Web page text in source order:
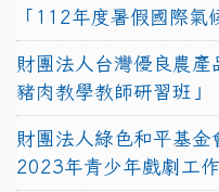
「112年度暑假國際氣
財團法人台灣優良農
豬肉教學教師研習班」
財團法人綠色和平基金
2023年青少年戲劇工作